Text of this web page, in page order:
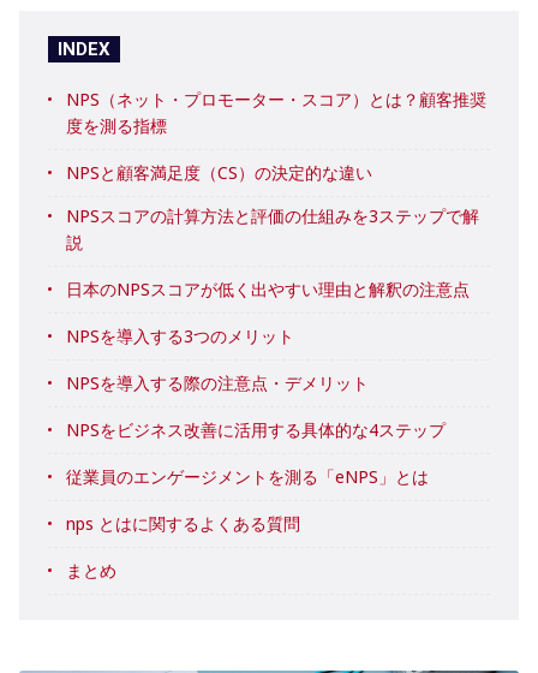
INDEX
NPS（ネット・プロモーター・スコア）とは？顧客推奨
度を測る指標
NPSと顧客満足度（CS）の決定的な違い
NPSスコアの計算方法と評価の仕組みを3ステップで解
説
日本のNPSスコアが低く出やすい理由と解釈の注意点
NPSを導入する3つのメリット
NPSを導入する際の注意点・デメリット
NPSをビジネス改善に活用する具体的な4ステップ
従業員のエンゲージメントを測る「eNPS」とは
nps とはに関するよくある質問
まとめ